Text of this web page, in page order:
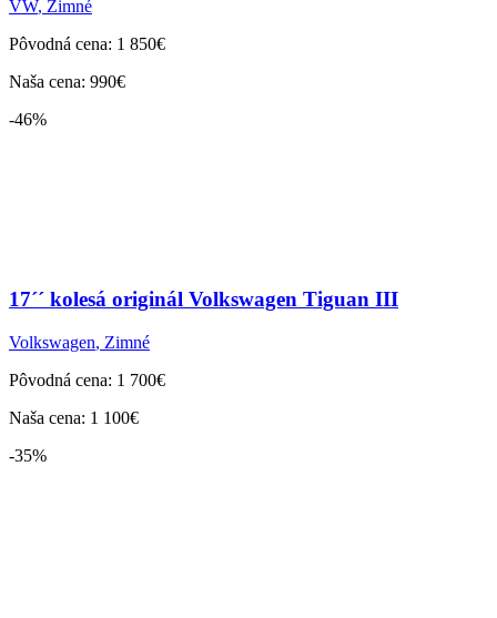
VW, Zimné
Pôvodná cena: 1 850€
Naša cena: 990€
-46%
17´´ kolesá originál Volkswagen Tiguan III
Volkswagen, Zimné
Pôvodná cena: 1 700€
Naša cena: 1 100€
-35%